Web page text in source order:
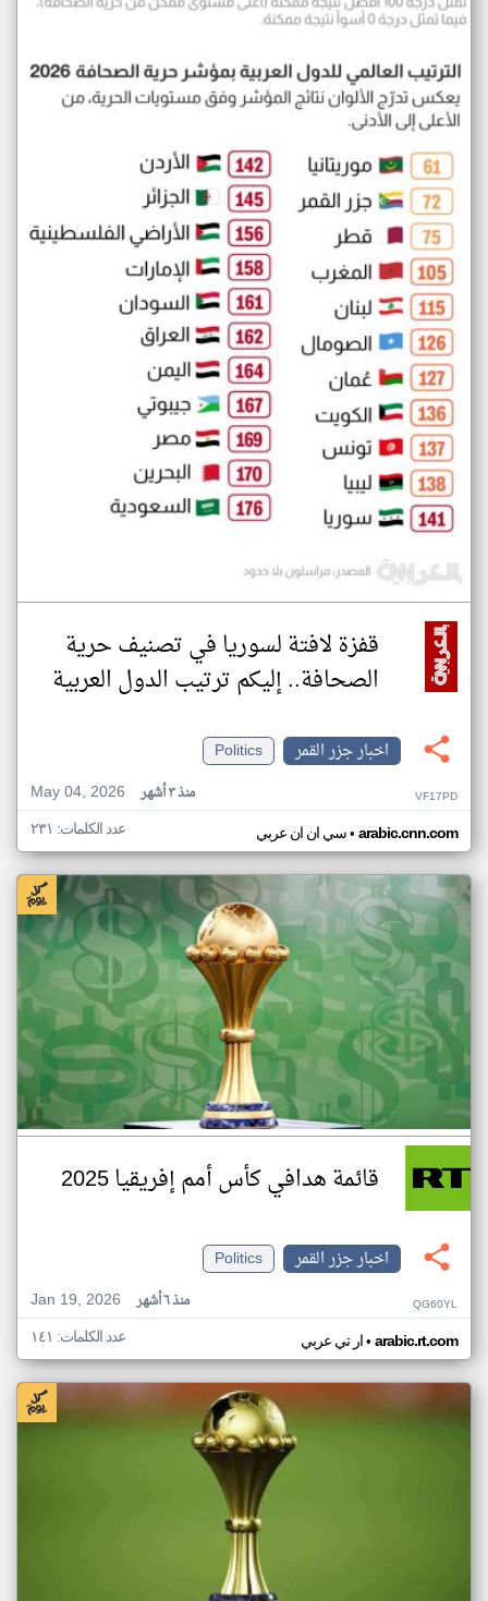
قفزة لافتة لسوريا في تصنيف حرية
الصحافة.. إليكم ترتيب الدول العربية
اخبار جزر القمر
Politics
May 04, 2026
منذ ٣ أشهر VF17PD
سي ان ان عربي• arabic.cnn.com عدد الكلمات: ٢٣١
قائمة هدافي كأس أمم إفريقيا 2025
اخبار جزر القمر
Politics
Jan 19, 2026
منذ ٦ أشهر QG60YL
ار تي عربي• arabic.rt.com عدد الكلمات: ١٤١